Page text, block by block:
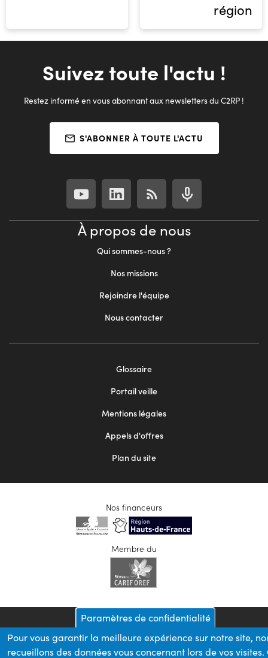
région
Suivez toute l'actu !
Restez informé en vous abonnant aux newsletters du C2RP !
S'ABONNER À TOUTE L'ACTU
À propos de nous
Qui sommes-nous ?
Nos missions
Rejoindre l'équipe
Nous contacter
Glossaire
Portail veille
Mentions légales
Appels d'offres
Plan du site
Nos financeurs
Membre du
Paramètres de confidentialité
Pour vous garantir la meilleure expérience sur notre site,
recueillons des données vous concernant lors de vos visites.